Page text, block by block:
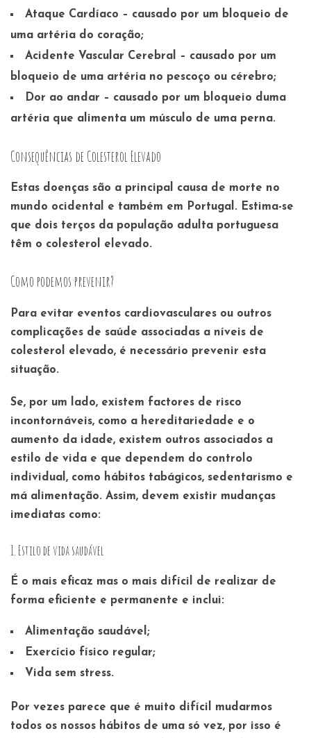
Ataque Cardíaco – causado por um bloqueio de
uma artéria do coração;
Acidente Vascular Cerebral
– causado por um
bloqueio de uma artéria no pescoço ou cérebro;
Dor ao andar – causado por um bloqueio duma
artéria que alimenta um músculo de uma perna.
Consequências de Colesterol Elevado
Estas doenças são a principal causa de morte no
mundo ocidental e também em Portugal. Estima-se
que dois terços da população adulta portuguesa
têm o colesterol elevado.
Como podemos prevenir?
Para evitar eventos cardiovasculares ou outros
complicações de saúde associadas a níveis de
colesterol elevado, é necessário prevenir esta
situação.
Se, por um lado, existem factores de risco
incontornáveis, como a hereditariedade e o
aumento da idade, existem outros associados a
estilo de vida e que dependem do controlo
individual, como hábitos tabágicos, sedentarismo e
má alimentação. Assim, devem existir mudanças
imediatas como:
1. Estilo de vida saudável
É o mais eficaz mas o mais difícil de realizar de
forma eficiente e permanente e inclui:
Alimentação saudável;
Exercício físico regular;
Vida sem stress.
Por vezes parece que é muito difícil mudarmos
todos os nossos hábitos de uma só vez, por isso é